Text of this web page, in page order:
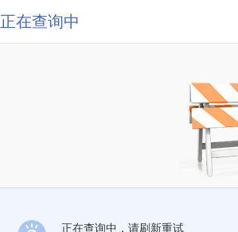
正在查询中
正在查询中，请刷新重试